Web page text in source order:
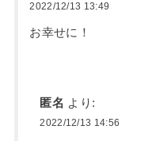
2022/12/13 13:49
お幸せに！
匿名 より:
2022/12/13 14:56